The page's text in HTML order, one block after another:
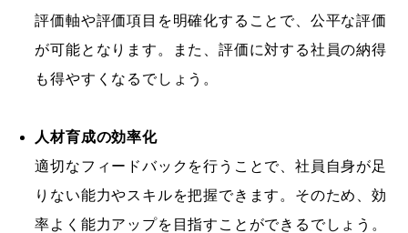
評価軸や評価項目を明確化することで、公平な評価
が可能となります。また、評価に対する社員の納得
も得やすくなるでしょう。
人材育成の効率化
適切なフィードバックを行うことで、社員自身が足
りない能力やスキルを把握できます。そのため、効
率よく能力アップを目指すことができるでしょう。